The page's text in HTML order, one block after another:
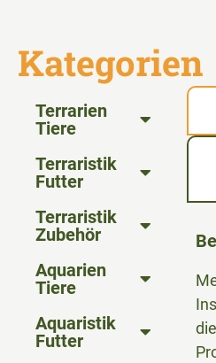
Kategorien
Terrarien
Tiere
Terraristik
Futter
Terraristik
Zubehör
Aquarien
Tiere
Aquaristik
Futter